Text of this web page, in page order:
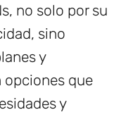
no solo por su
sino
y
opciones que
y